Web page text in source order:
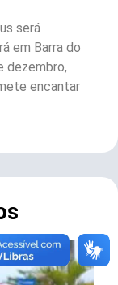
será
em Barra do
dezembro,
encantar